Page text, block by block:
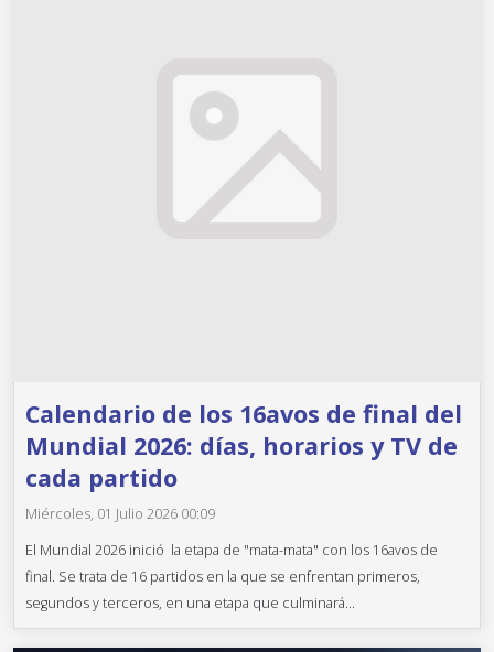
Calendario de los 16avos de final del
Mundial 2026: días, horarios y TV de
cada partido
Miércoles, 01 Julio 2026 00:09
El Mundial 2026 inició la etapa de "mata-mata" con los 16avos de
final. Se trata de 16 partidos en la que se enfrentan primeros,
segundos y terceros, en una etapa que culminará...